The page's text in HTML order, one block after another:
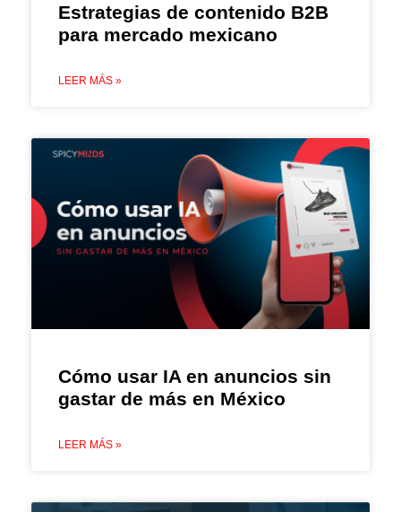
Estrategias de contenido B2B
para mercado mexicano
LEER MÁS »
Cómo usar IA en anuncios sin
gastar de más en México
LEER MÁS »